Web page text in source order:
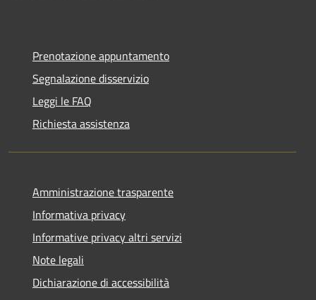
Prenotazione appuntamento
Segnalazione disservizio
Leggi le FAQ
Richiesta assistenza
Amministrazione trasparente
Informativa privacy
Informative privacy altri servizi
Note legali
Dichiarazione di accessibilità